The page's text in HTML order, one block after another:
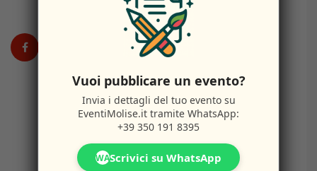
DISCLAIMER
Vuoi pubblicare un evento?
Invia i dettagli del tuo evento su
EventiMolise.it tramite WhatsApp:
+39 350 191 8395
WAScrivici su WhatsApp